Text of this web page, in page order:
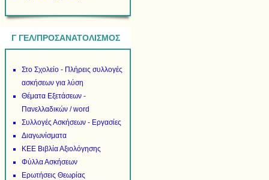
Γ ΓΕΛ/ΠΡΟΣΑΝΑΤΟΛΙΣΜΟΣ
Στο Σχολείο - Πλήρεις συλλογές
ασκήσεων για λύση
Θέματα Εξετάσεων -
Πανελλαδικών / word
Συλλογές Ασκήσεων - Εργασίες
Διαγωνίσματα
ΚΕΕ Βιβλία Αξιολόγησης
Φύλλα Ασκήσεων
Ερωτήσεις Θεωρίας